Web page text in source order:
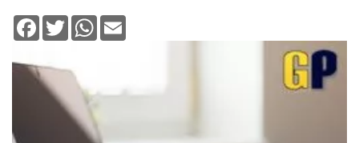
Facebook
TwitterWhatsApp